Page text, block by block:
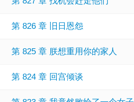
第 826 章 旧日恩怨
第 825 章 朕想重用你的家人
第 824 章 回宫倾谈